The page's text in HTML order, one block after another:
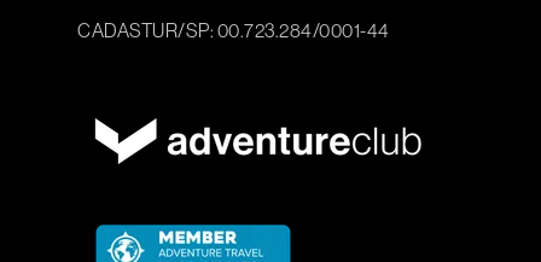
CADASTUR/SP: 00.723.284/0001-44